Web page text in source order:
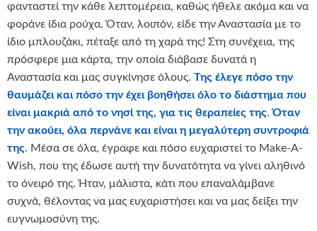
φανταστεί την κάθε λεπτομέρεια, καθώς ήθελε ακόμα και να
φοράνε ίδια ρούχα. Όταν, λοιπόν, είδε την Αναστασία με το
ίδιο μπλουζάκι, πέταξε από τη χαρά της! Στη συνέχεια, της
πρόσφερε μια κάρτα, την οποία διάβασε δυνατά η
Αναστασία και μας συγκίνησε όλους. Της έλεγε πόσο την
θαυμάζει και πόσο την έχει βοηθήσει όλο το διάστημα που
είναι μακριά από το νησί της, για τις θεραπείες της.Όταν
την ακούει, όλα περνάνε και είναι η μεγαλύτερη συντροφιά
της. Μέσα σε όλα, έγραφε και πόσο ευχαριστεί το Make-A-
Wish, που της έδωσε αυτή την δυνατότητα να γίνει αληθινό
το όνειρό της. Ήταν, μάλιστα, κάτι που επαναλάμβανε
συχνά, θέλοντας να μας ευχαριστήσει και να μας δείξει την
ευγνωμοσύνη της.